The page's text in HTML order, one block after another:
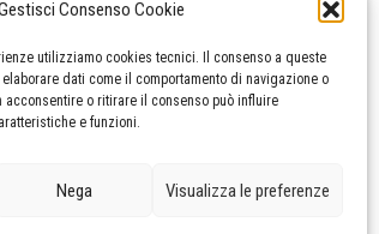
Consenso Cookie
utilizziamo cookies tecnici. Il consenso a queste
dati come il comportamento di navigazione o
acconsentire o ritirare il consenso può influire
e funzioni.
Nega Visualizza le preferenze